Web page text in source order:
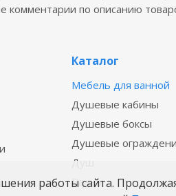
комментарии по описанию
Каталог
Мебель для ванной
Душевые кабины
Душевые боксы
Душевые
Душ
Ванны
работы сайта.